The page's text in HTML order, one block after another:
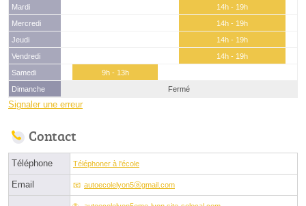
Mardi
14h - 19h
Mercredi
14h - 19h
Jeudi
14h - 19h
Vendredi
14h - 19h
Samedi
9h - 13h
Dimanche
Fermé
Signaler une erreur
Contact
Téléphone Téléphoner à l'école
Email autoecolelyon5ⓐgmail.com